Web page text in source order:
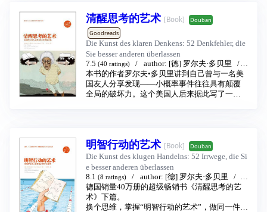
和樂觀偏見之類的錯覺引導我們做出錯誤的選
擇。」
「這是慢想的系統二，它動作比較慢、擅長邏
輯分析，系統1無力解決的問題，都丟給系統二
處理。它雖然不易出錯卻很懶惰，經常走捷
徑，直接採納系統1的判斷結果。」
康納曼重新詮釋了決策與判斷、風險、幸福和
財富的關係，推翻了經濟學對人的決策是理性
的假設，更首度披露「直覺偏見」和「邏輯捷
方式。第三和第四部分主要介绍决策的经典模
式，并与最近有关判断偏差的新模式做对比。
第五部分探讨由团体做出的判断和关于团体的
判断。第六部分讨论决策与判断的一些常见的
陷阱。第一章都设计成能够单独成立的专题，
所以读者可以自由地跳跃不同的章节或随意地
安排阅读顺序。
本书一个与众不同的地方就是第1章之前的读者
调查，这个调查的问题是根据以后章节中涉及
清醒思考的艺术 [Book]
Douban
Goodreads
Die Kunst des klaren Denkens: 52 Denkfehler, die
Sie besser anderen überlassen
7.5 (40 ratings) author: [德] 罗尔夫·多贝里
ranslator:朱刘华 publishing house:中信出版
社
2013 - 1
本书的作者罗尔夫•多贝里讲到自己曾与一名美
国友人分享发现——小概率事件往往具有颠覆
全局的破坏力。这个美国人后来据此写了一本
人是生而自由的，却无往不在枷锁之中。用这
句话来描述人类为思维错误所累的情形，也十
分恰当精到。思维错误、认知陷阱就像是伴生
于人类，细追究起来无处不在，不经意之时又
无迹可寻。难道人们注定就要戴着无形的“有色
眼镜”看世界吗？不，人们可以思考自己的思
考，拒绝思考被污染。
明智行动的艺术 [Book] Douban
Die Kunst des klugen Handelns: 52 Irrwege, die Si
e besser anderen überlassen
8.1 (8 ratings) author: [德] 罗尔夫·多贝里
anslator:刘菲菲 publishing house:中信出版
社
德国销量40万册的超级畅销书《清醒思考的艺
术》下篇。
换个思维，掌握“明智行动的艺术”，做同一件